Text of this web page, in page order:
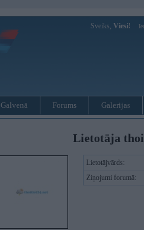
Sveiks, Viesi!
Galvenā Forums Galerijas
Lietotāja
Lietotājvārds:
Ziņojumi forumā: